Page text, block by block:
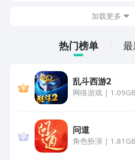
加载更多
热门榜单
乱斗西游2
网络游戏| 1.09GB
问道
角色扮演 | 1.81GB